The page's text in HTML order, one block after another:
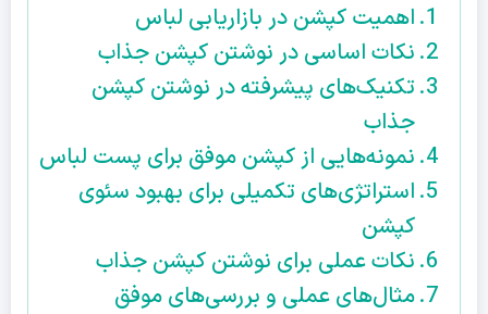
اهمیت کپشن در بازاریابی لباس
نکات اساسی در نوشتن کپشن جذاب
تکنیک‌های پیشرفته در نوشتن کپشن
جذاب
نمونه‌هایی از کپشن موفق برای پست لباس
استراتژی‌های تکمیلی برای بهبود سئوی
کپشن
نکات عملی برای نوشتن کپشن جذاب
مثال‌های عملی و بررسی‌های موفق